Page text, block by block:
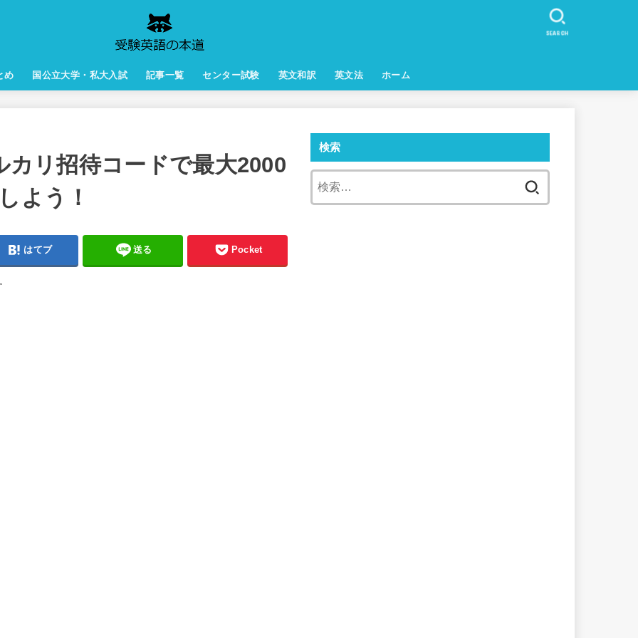
め 国公立大学・私大入試 記事一覧 センター試験 英文和訳 英文法 ホーム
SEARCH
カリ招待コードで最大2000
よう！
はてブ 送る Pocket
検索